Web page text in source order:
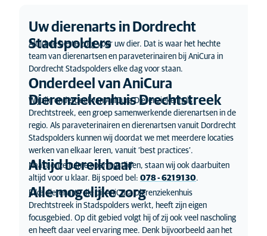
Uw dierenarts in Dordrecht
Stadspolders
Altijd de beste zorg voor uw dier. Dat is waar het hechte
team van dierenartsen en paraveterinairen bij AniCura in
Dordrecht Stadspolders elke dag voor staan.
Onderdeel van AniCura
Dierenziekenhuis Drechtstreek
Wij zijn onderdeel van AniCura Dierenziekenhuis
Drechtstreek, een groep samenwerkende dierenartsen in de
regio. Als paraveterinairen en dierenartsen vanuit Dordrecht
Stadspolders kunnen wij doordat we met meerdere locaties
werken van elkaar leren, vanuit ‘best practices’.
Altijd bereikbaar
Naast onze ruime openingstijden, staan wij ook daarbuiten
altijd voor u klaar. Bij spoed bel: 078 - 621 91 30.
Alle mogelijke zorg
Elke dierenarts die bij AniCura Dierenziekenhuis
Drechtstreek in Stadspolders werkt, heeft zijn eigen
focusgebied. Op dit gebied volgt hij of zij ook veel nascholing
en heeft daar veel ervaring mee. Denk bijvoorbeeld aan het